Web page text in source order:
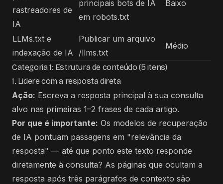
rastreadores de
IA
principais bots de IA
em robots.txt
Baixo
LLMs.txt e
indexação de IA
Publicar um arquivo
/llms.txt
Médio
Categoria 1: Estrutura de conteúdo (5 itens)
1. Lidere com a resposta direta
Ação: Escreva a resposta principal à sua consulta
alvo nas primeiras 1–2 frases de cada artigo.
Por que é importante: Os modelos de recuperação
de IA pontuam passagens em "relevância da
resposta" — até que ponto este texto responde
diretamente à consulta? As páginas que ocultam a
resposta após três parágrafos de contexto são